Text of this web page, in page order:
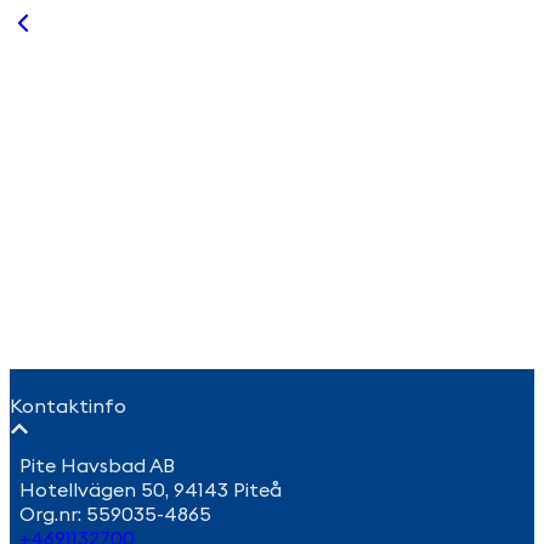
Kontaktinfo
Pite Havsbad AB
Hotellvägen 50, 94143 Piteå
Org.nr: 559035-4865
+4691132700